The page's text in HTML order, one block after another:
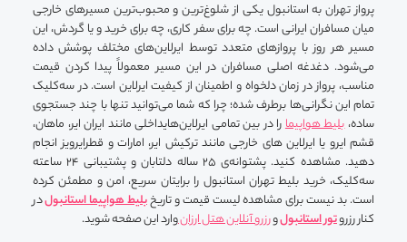
پرواز تهران به استانبول یکی از شلوغ‌ترین و محبوب‌ترین مسیرهای خارجی
میان مسافران ایرانی است. چه برای سفر کاری، چه برای خرید و یا گردش، این
مسیر هر روز با پروازهای متعدد توسط ایرلاین‌های مختلف پوشش داده
می‌شود. دغدغه اصلی مسافران در این مسیر معمولاً پیدا کردن قیمت
مناسب، پرواز در زمان دلخواه و اطمینان از کیفیت ایرلاین است. در سه‌کلیک
تمام این نگرانی‌ها برطرف شده؛ چرا که شما می‌توانید تنها با چند جستجوی
ساده،بلیط‌ هواپیمارا در بین تمامی ایرلاین‌هایداخلی مانند ایران ایر، ماهان،
قشم ایرو یا ایرلاین های خارجی مانند ترکیش ایر، امارات و قطرایرویز انجام
دهید. مشاهده کنید. پشتوانه‌ی ۲۵ ساله دلتابان و پشتیبانی ۲۴ ساعته
سه‌کلیک، خرید بلیط تهران استانبول را برایتان سریع، امن و مطمئن کرده
است. بد نیست برای مشاهده لیست قیمت و تاریخبلیط هواپیما استانبولدر
کنار رزروتور استانبولورزرو آنلاین هتل ارزانوارد این صفحه شوید.